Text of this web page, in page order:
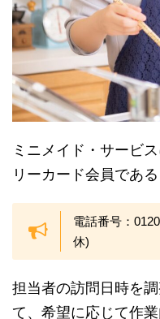
ミニメイド・サービ
リーカード会員であ
電話番号：
休)
担当者の訪問日時を
て、希望に応じて作